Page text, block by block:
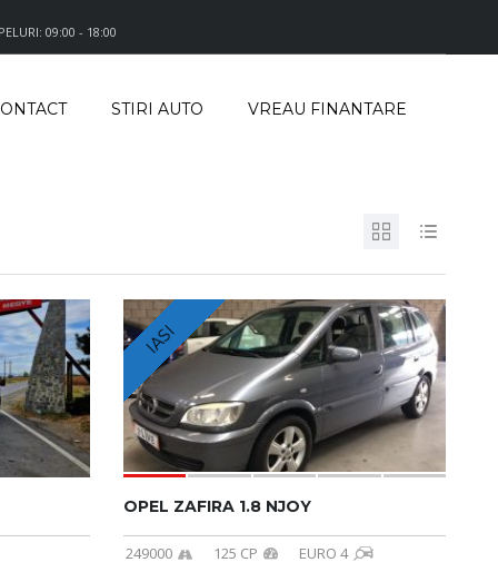
09:00 - 18:00
STIRI AUTO VREAU FINANTARE
IASI
OPEL ZAFIRA 1.8 NJOY
249000 125 CP EURO 4